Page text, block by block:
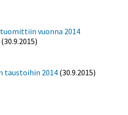
vuonna 2014
(30.9.2015)
taustoihin 2014 (30.9.2015)